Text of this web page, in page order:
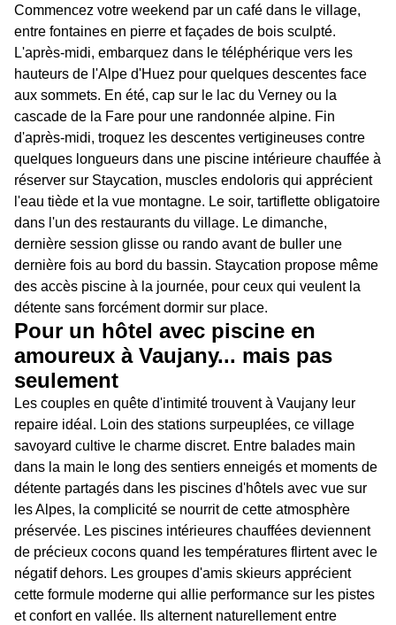
Commencez votre weekend par un café dans le village,
entre fontaines en pierre et façades de bois sculpté.
L'après-midi, embarquez dans le téléphérique vers les
hauteurs de l'Alpe d'Huez pour quelques descentes face
aux sommets. En été, cap sur le lac du Verney ou la
cascade de la Fare pour une randonnée alpine. Fin
d'après-midi, troquez les descentes vertigineuses contre
quelques longueurs dans une piscine intérieure chauffée à
réserver sur Staycation, muscles endoloris qui apprécient
l'eau tiède et la vue montagne. Le soir, tartiflette obligatoire
dans l'un des restaurants du village. Le dimanche,
dernière session glisse ou rando avant de buller une
dernière fois au bord du bassin. Staycation propose même
des accès piscine à la journée, pour ceux qui veulent la
détente sans forcément dormir sur place.
Pour un hôtel avec piscine en
amoureux à Vaujany... mais pas
seulement
Les couples en quête d'intimité trouvent à Vaujany leur
repaire idéal. Loin des stations surpeuplées, ce village
savoyard cultive le charme discret. Entre balades main
dans la main le long des sentiers enneigés et moments de
détente partagés dans les piscines d'hôtels avec vue sur
les Alpes, la complicité se nourrit de cette atmosphère
préservée. Les piscines intérieures chauffées deviennent
de précieux cocons quand les températures flirtent avec le
négatif dehors. Les groupes d'amis skieurs apprécient
cette formule moderne qui allie performance sur les pistes
et confort en vallée. Ils alternent naturellement entre